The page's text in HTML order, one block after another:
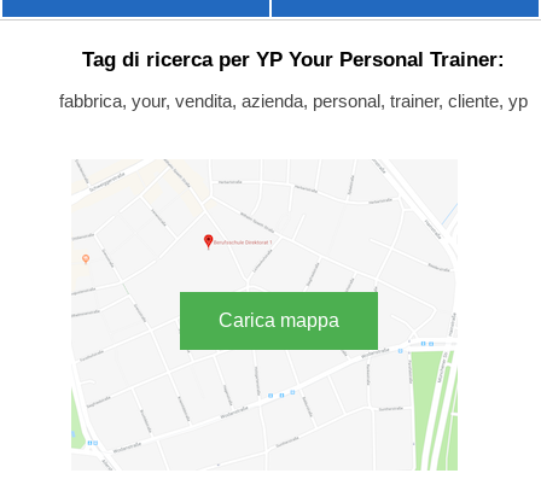
Tag di ricerca per YP Your Personal Trainer:
fabbrica, your, vendita, azienda, personal, trainer, cliente, yp
Carica mappa